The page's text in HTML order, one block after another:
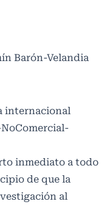
Barón-Velandia
internacional
inmediato a todo
de que la
al